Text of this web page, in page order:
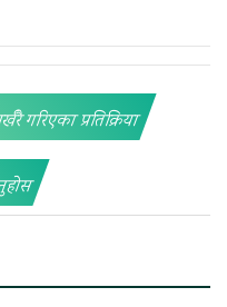
गरिएका प्रतिक्रिया